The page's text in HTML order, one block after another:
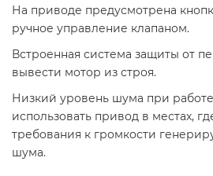
На приводе предусмотрена
ручное управление клапаном.
Встроенная система защиты от
вывести мотор из строя.
Низкий уровень шума при
использовать привод в местах,
требования к громкости
шума.